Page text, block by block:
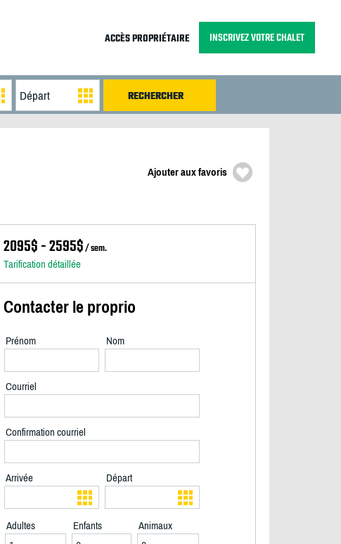
ACCÈS PROPRIÉTAIRE INSCRIVEZ VOTRE CHALET
Ajouter aux favoris
2095$ - 2595$/ sem.
Tarification détaillée
Contacter le proprio
Prénom Nom
Courriel
Confirmation courriel
Arrivée Départ
Adultes Enfants Animaux